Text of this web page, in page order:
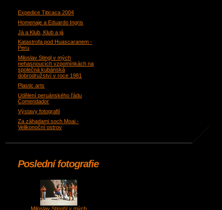
Expedice Titicaca 2004
Homenaje a Eduardo Ingris
Já a Klub, Klub a já
Katastrofa pod Huascaranem -
Peru
Miloslav Stingl v mých
nehasnoucích vzpomínkách na
společná kubánská
dobrodružství v roce 1981
Plastic arts
Udělení peruánského řádu
Comendador
Výstavy fotografií
Za záhadami soch Moai -
Velikonoční ostrov
Poslední fotografie
Miloslav Stinghl v mých